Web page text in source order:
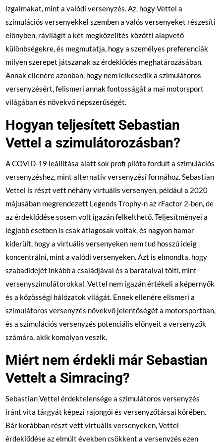
izgalmakat, mint a valódi versenyzés. Az, hogy Vettel a
szimulációs versenyekkel szemben a valós versenyeket részesíti
előnyben, rávilágít a két megközelítés közötti alapvető
különbségekre, és megmutatja, hogy a személyes preferenciák
milyen szerepet játszanak az érdeklődés meghatározásában.
Annak ellenére azonban, hogy nem lelkesedik a szimulátoros
versenyzésért, felismeri annak fontosságát a mai motorsport
világában és növekvő népszerűségét.
Hogyan teljesített Sebastian
Vettel a szimulátorozásban?
A COVID-19 leállítása alatt sok profi pilóta fordult a szimulációs
versenyzéshez, mint alternatív versenyzési formához. Sebastian
Vettel is részt vett néhány virtuális versenyen, például a 2020
májusában megrendezett Legends Trophy-n az rFactor 2-ben, de
az érdeklődése sosem volt igazán felkelthető. Teljesítményei a
legjobb esetben is csak átlagosak voltak, és nagyon hamar
kiderült, hogy a virtuális versenyeken nem tud hosszú ideig
koncentrálni, mint a valódi versenyeken. Azt is elmondta, hogy
szabadidejét inkább a családjával és a barátaival tölti, mint
versenyszimulátorokkal. Vettel nem igazán értékeli a képernyők
és a közösségi hálózatok világát. Ennek ellenére elismeri a
szimulátoros versenyzés növekvő jelentőségét a motorsportban,
és a szimulációs versenyzés potenciális előnyeit a versenyzők
számára, akik komolyan veszik.
Miért nem érdekli már Sebastian
Vettelt a Simracing?
Sebastian Vettel érdektelensége a szimulátoros versenyzés
iránt vita tárgyát képezi rajongói és versenyzőtársai körében.
Bár korábban részt vett virtuális versenyeken, Vettel
érdeklődése az elmúlt években csökkent a versenyzés ezen